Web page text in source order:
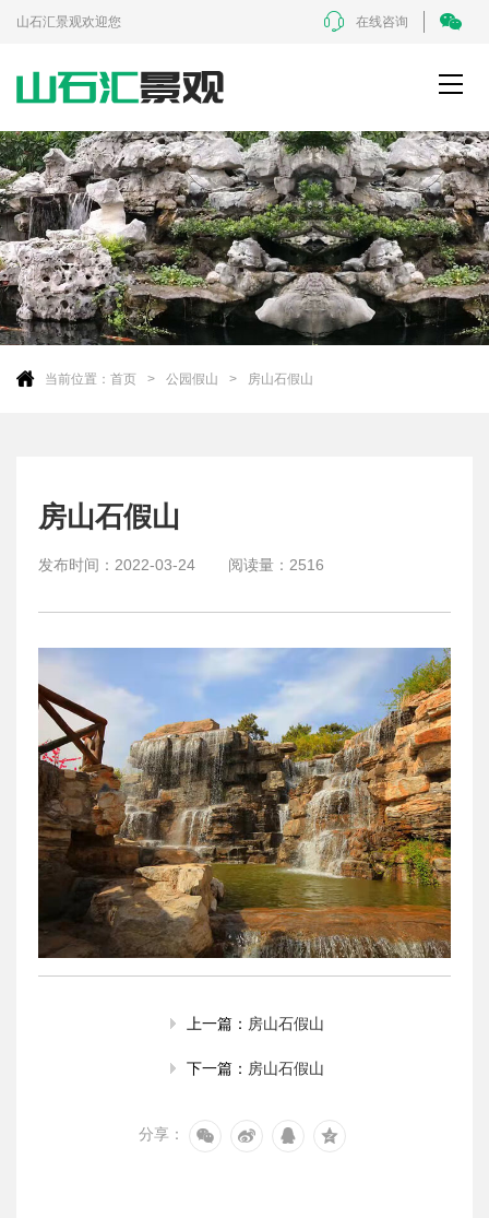
山石汇景观欢迎您 在线咨询
当前位置： 首页 公园假山 房山石假山
房山石假山
发布时间： 2022-03-24 阅读量： 2516
上一篇： 房山石假山
下一篇： 房山石假山
分享：